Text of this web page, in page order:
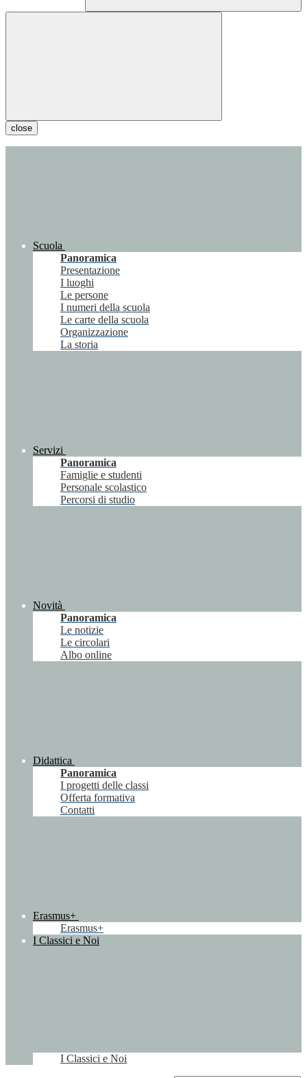
close
Scuola
Panoramica
Presentazione
I luoghi
Le persone
I numeri della scuola
Le carte della scuola
Organizzazione
La storia
Servizi
Panoramica
Famiglie e studenti
Personale scolastico
Percorsi di studio
Novità
Panoramica
Le notizie
Le circolari
Albo online
Didattica
Panoramica
I progetti delle classi
Offerta formativa
Contatti
Erasmus+
Erasmus+
I Classici e Noi
I Classici e Noi